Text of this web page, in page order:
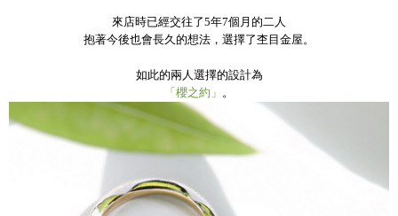
來店時已經交往了5年7個月的二人
抱著今後也會長久的想法，選擇了杢目金屋。
如此的兩人選擇的設計為
「櫻之約」 。